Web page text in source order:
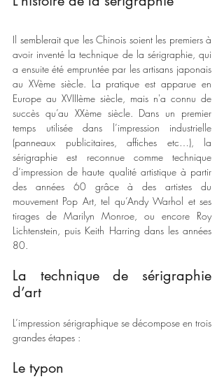
Il semblerait que les Chinois soient les premiers à
avoir inventé la technique de la sérigraphie, qui
a ensuite été empruntée par les artisans japonais
au XVème siècle. La pratique est apparue en
Europe au XVIIIème siècle, mais n'a connu de
succès qu’au XXème siècle. Dans un premier
temps utilisée dans l’impression industrielle
(panneaux publicitaires, affiches etc…), la
sérigraphie est reconnue comme technique
d’impression de haute qualité artistique à partir
des années 60 grâce à des artistes du
mouvement Pop Art, tel qu’Andy Warhol et ses
tirages de Marilyn Monroe, ou encore Roy
Lichtenstein, puis Keith Harring dans les années
80.
La technique de sérigraphie
d’art
L’impression sérigraphique se décompose en trois
grandes étapes :
Le typon